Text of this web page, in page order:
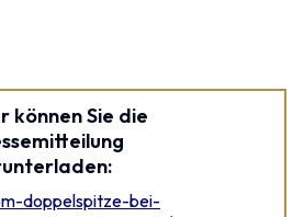
können Sie die
doppelspitze-bei-